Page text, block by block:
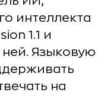
интеллекта
1.1 и
Языковую
на